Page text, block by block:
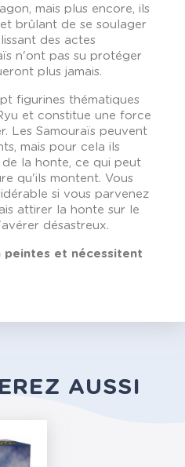
mais plus encore, ils
brûlant de se soulager
des actes
n'ont pas su protéger
plus jamais.
figurines thématiques
et constitue une force
Les Samouraïs peuvent
mais pour cela ils
la honte, ce qui peut
qu'ils montent. Vous
si vous parvenez
attirer la honte sur le
désastreux.
peintes et nécessitent
AUSSI